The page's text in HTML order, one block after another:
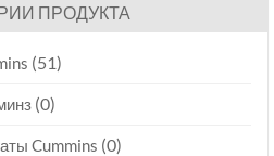
ПРОДУКТА
(51)
(0)
Cummins (0)